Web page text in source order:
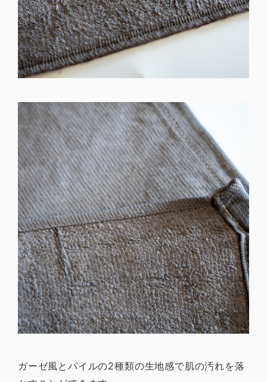
ガーゼ風とパイルの2種類の生地感で肌の汚れを落